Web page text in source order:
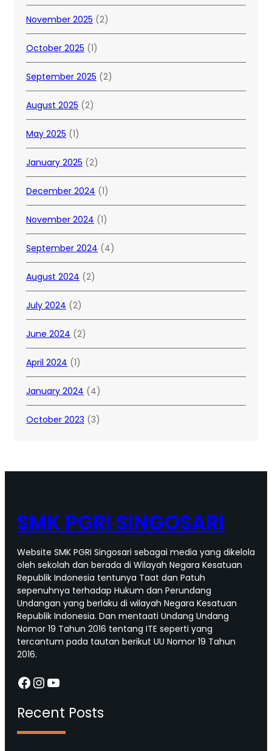
November 2025 (2)
October 2025 (1)
September 2025 (2)
August 2025 (2)
May 2025 (1)
January 2025 (2)
December 2024 (1)
November 2024 (1)
September 2024 (4)
August 2024 (2)
July 2024 (2)
June 2024 (2)
April 2024 (1)
January 2024 (4)
October 2023 (3)
SMK PGRI SINGOSARI
Website SMK PGRI Singosari sebagai media yang dikelola
oleh sekolah dan berada di Wilayah Negara Kesatuan
Republik Indonesia tentunya Taat dan Patuh
sepenuhnya terhadap Hukum dan Perundang
Undangan yang berlaku di wilayah Negara Kesatuan
Republik Indonesia. Dan mentaati Undang Undang
Nomor 19 Tahun 2016 tentang ITE seperti yang
tercantum pada tautan berikut UU Nomor 19 Tahun
2016.
Facebook InstagramYouTube
Recent Posts